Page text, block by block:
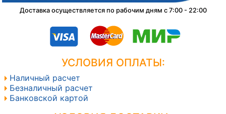
Доставка осуществляется по рабочим дням с 7:00 - 22:00
УСЛОВИЯ ОПЛАТЫ:
Наличный расчет
Безналичный расчет
Банковской картой